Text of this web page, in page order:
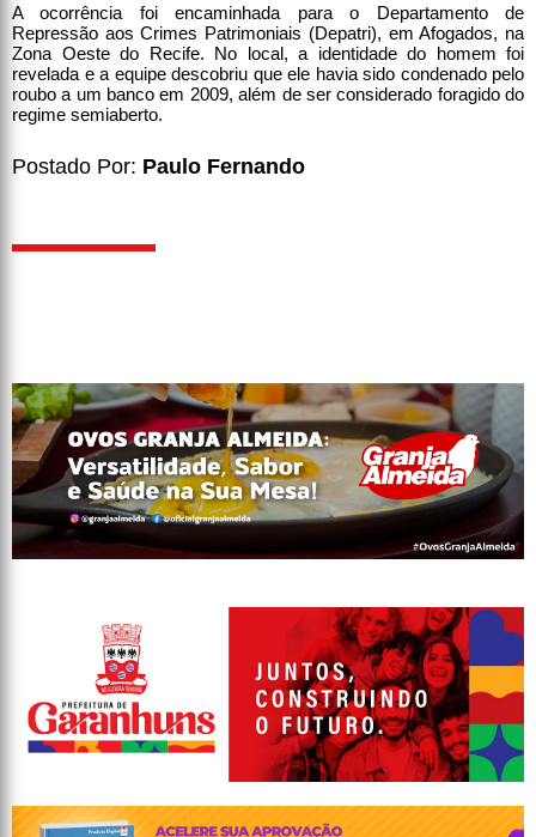
A ocorrência foi encaminhada para o Departamento de
Repressão aos Crimes Patrimoniais (Depatri), em Afogados, na
Zona Oeste do Recife. No local, a identidade do homem foi
revelada e a equipe descobriu que ele havia sido condenado pelo
roubo a um banco em 2009, além de ser considerado foragido do
regime semiaberto.
Postado Por: Paulo Fernando